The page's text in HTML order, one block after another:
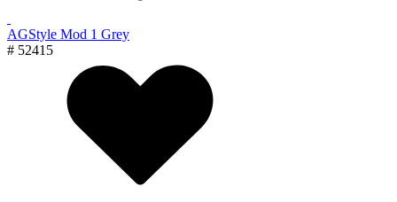
AGStyle Mod 1 Grey
# 52415